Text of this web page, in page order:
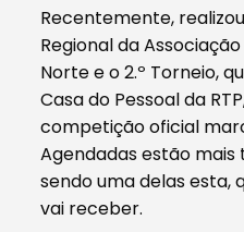
Recentemente,
Regional da
Norte e o 2.º Torneio,
Casa do Pessoal da
competição oficial
Agendadas estão mais
sendo uma delas esta,
vai receber.